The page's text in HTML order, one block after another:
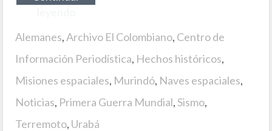
Alemanes,Archivo El Colombiano, Centro de
Información Periodística, Hechos históricos,
Misiones espaciales, Murindó, Naves espaciales,
Noticias, Primera Guerra Mundial,Sismo,
Terremoto, Urabá